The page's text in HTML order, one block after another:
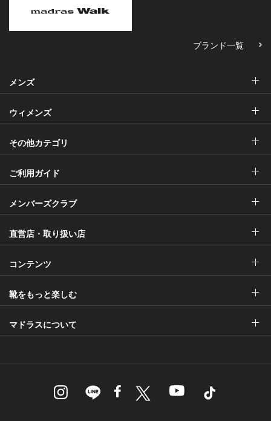
ブランド一覧
メンズ
ウィメンズ
その他カテゴリ
ご利用ガイド
メンバーズクラブ
直営店・取り扱い店
コンテンツ
靴をもっと楽しむ
マドラスについて